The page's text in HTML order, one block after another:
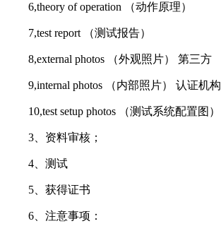
6,theory of operation （动作原理）
7,test report （测试报告）
8,external photos （外观照片） 第三方
9,internal photos （内部照片） 认证机构
10,test setup photos （测试系统配置图）
3、资料审核；
4、测试
5、获得证书
6、注意事项：